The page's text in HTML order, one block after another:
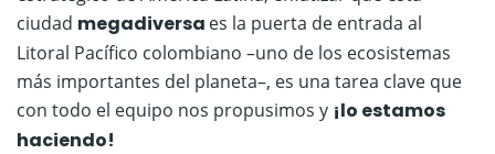
ciudad megadiversa es la puerta de entrada al
Litoral Pacífico colombiano –uno de los ecosistemas
más importantes del planeta–, es una tarea clave que
con todo el equipo nos propusimos y ¡lo estamos
haciendo!